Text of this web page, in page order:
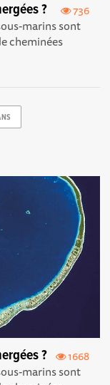
736
?
marins sont
cheminées
1668
?
marins sont